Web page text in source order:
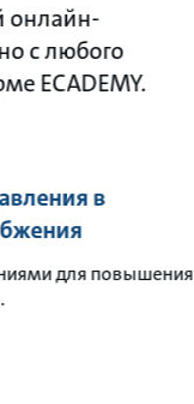
онлайн-
с любого
ECADEMY.
в
для повышения